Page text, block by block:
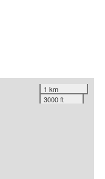
1 km
3000 ft